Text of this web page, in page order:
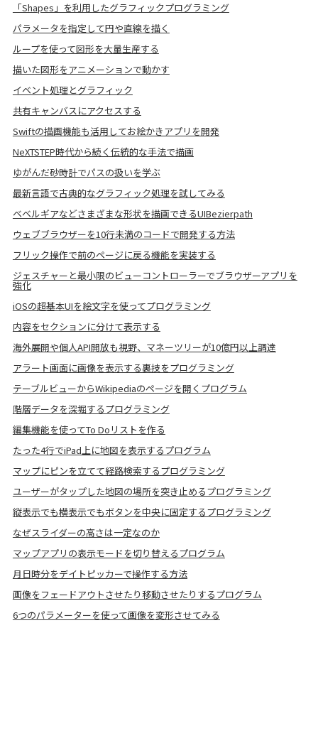
「Shapes」を利用したグラフィックプログラミング
パラメータを指定して円や直線を描く
ループを使って図形を大量生産する
描いた図形をアニメーションで動かす
イベント処理とグラフィック
共有キャンバスにアクセスする
Swiftの描画機能も活用してお絵かきアプリを開発
NeXTSTEP時代から続く伝統的な手法で描画
ゆがんだ砂時計でパスの扱いを学ぶ
最新言語で古典的なグラフィック処理を試してみる
ベベルギアなどさまざまな形状を描画できるUIBezierpath
ウェブブラウザーを10行未満のコードで開発する方法
フリック操作で前のページに戻る機能を実装する
ジェスチャーと最小限のビューコントローラーでブラウザーアプリを
強化
iOSの超基本UIを絵文字を使ってプログラミング
内容をセクションに分けて表示する
海外展開や個人API開放も視野、マネーツリーが10億円以上調達
アラート画面に画像を表示する裏技をプログラミング
テーブルビューからWikipediaのページを開くプログラム
階層データを深堀するプログラミング
編集機能を使ってTo Doリストを作る
たった4行でiPad上に地図を表示するプログラム
マップにピンを立てて経路検索するプログラミング
ユーザーがタップした地図の場所を突き止めるプログラミング
縦表示でも横表示でもボタンを中央に固定するプログラミング
なぜスライダーの高さは一定なのか
マップアプリの表示モードを切り替えるプログラム
月日時分をデイトピッカーで操作する方法
画像をフェードアウトさせたり移動させたりするプログラム
6つのパラメーターを使って画像を変形させてみる